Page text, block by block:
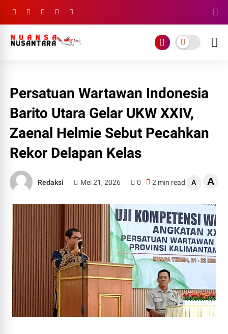
Persatuan Wartawan Indonesia
Barito Utara Gelar UKW XXIV,
Zaenal Helmie Sebut Pecahkan
Rekor Delapan Kelas
Redaksi Mei 21, 2026 0 2 min read A A